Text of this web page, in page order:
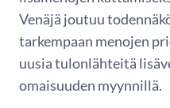
Venäjä joutuu
tarkempaan menojen
uusia tulonlähteitä
omaisuuden myynnillä.